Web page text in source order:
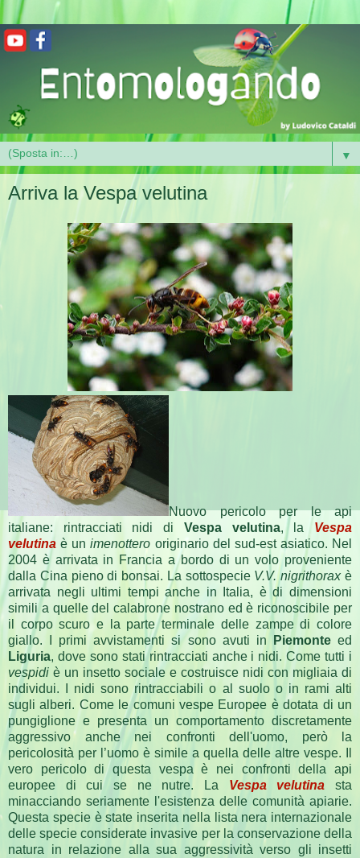
▼
Arriva la Vespa velutina
Nuovo pericolo per le api
italiane: rintracciati nidi di Vespa velutina, la Vespa
velutina è unimenottero originario del sud-est asiatico. Nel
2004 è arrivata in Francia a bordo di un volo proveniente
dalla Cina pieno di bonsai. La sottospecie V.V. nigrithoraxè
arrivata negli ultimi tempi anche in Italia, è di dimensioni
simili a quelle del calabrone nostrano ed è riconoscibile per
il corpo scuro e la parte terminale delle zampe di colore
giallo. I primi avvistamenti si sono avuti in
Piemonteed
Liguria, dove sono stati rintracciati anche i nidi. Come tutti i
vespidi è un insetto sociale e costruisce nidi con migliaia di
individui. I nidi sono rintracciabili o al suolo o in rami alti
sugli alberi. Come le comuni vespe Europee è dotata di un
pungiglione e presenta un comportamento discretamente
aggressivo anche nei confronti dell'uomo, però la
pericolosità per l’uomo è simile a quella delle altre vespe. Il
vero pericolo di questa vespa è nei confronti della api
europee di cui se ne nutre. La Vespa velutina sta
minacciando seriamente l'esistenza delle comunità apiarie.
Questa specie è state inserita nella lista nera internazionale
delle specie considerate invasive per la conservazione della
natura in relazione alla sua aggressività verso gli insetti